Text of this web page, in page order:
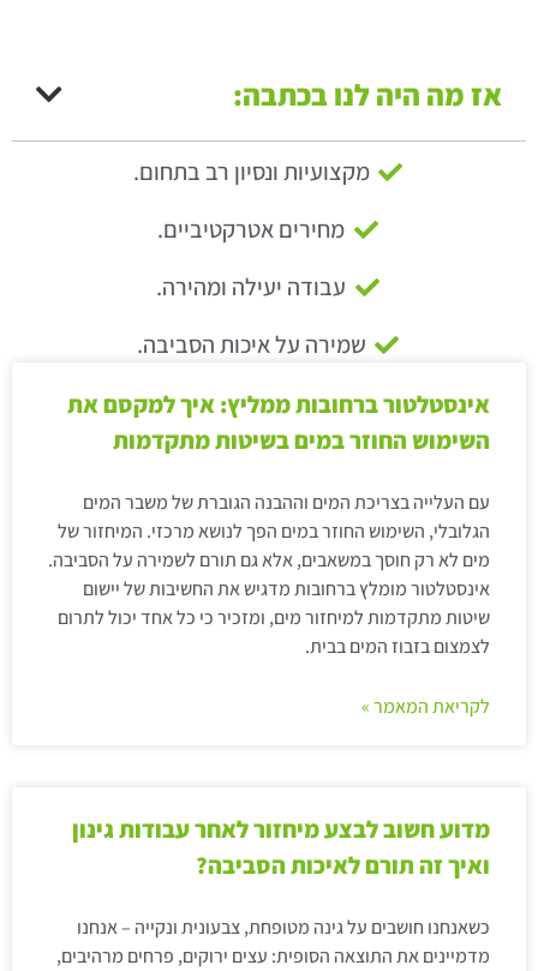
אז מה היה לנו בכתבה:
מקצועיות ונסיון רב בתחום.
מחירים אטרקטיביים.
עבודה יעילה ומהירה.
שמירה על איכות הסביבה.
אינסטלטור ברחובות ממליץ: איך למקסם את
השימוש החוזר במים בשיטות מתקדמות
עם העלייה בצריכת המים וההבנה הגוברת של משבר המים
הגלובלי, השימוש החוזר במים הפך לנושא מרכזי. המיחזור של
מים לא רק חוסך במשאבים, אלא גם תורם לשמירה על הסביבה.
אינסטלטור מומלץ ברחובות מדגיש את החשיבות של יישום
שיטות מתקדמות למיחזור מים, ומזכיר כי כל אחד יכול לתרום
לצמצום בזבוז המים בבית.
לקריאת המאמר »
מדוע חשוב לבצע מיחזור לאחר עבודות גינון
ואיך זה תורם לאיכות הסביבה?
כשאנחנו חושבים על גינה מטופחת, צבעונית ונקייה – אנחנו
מדמיינים את התוצאה הסופית: עצים ירוקים, פרחים מרהיבים,